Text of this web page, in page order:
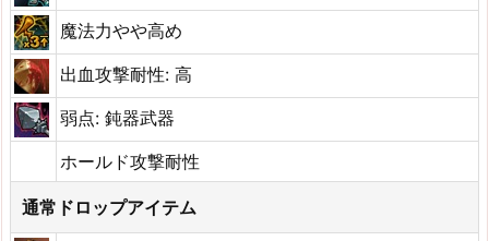
魔法力やや高め
出血攻撃耐性: 高
弱点: 鈍器武器
ホールド攻撃耐性
通常ドロップアイテム